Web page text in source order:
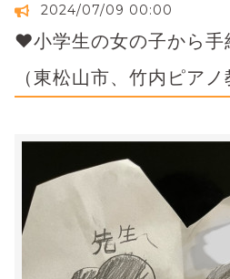
2024/07/09 00:00
♥小学生の女の子から手
（東松山市、竹内ピアノ